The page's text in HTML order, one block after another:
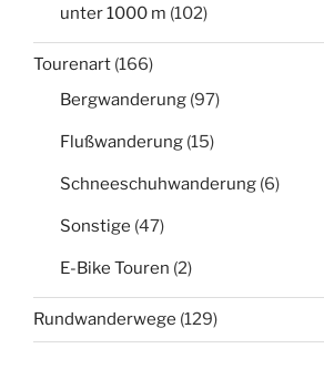
unter 1000 m (102)
Tourenart (166)
Bergwanderung (97)
Flußwanderung (15)
Schneeschuhwanderung (6)
Sonstige (47)
E-Bike Touren (2)
Rundwanderwege (129)